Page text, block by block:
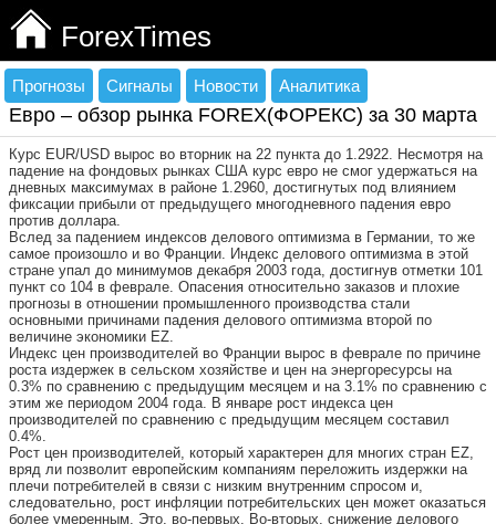
ForexTimes
Прогнозы Сигналы Новости Аналитика
Евро – обзор рынка FOREX(ФОРЕКС) за 30 марта
Курс EUR/USD вырос во вторник на 22 пункта до 1.2922. Несмотря на
падение на фондовых рынках США курс евро не смог удержаться на
дневных максимумах в районе 1.2960, достигнутых под влиянием
фиксации прибыли от предыдущего многодневного падения евро
против доллара.
Вслед за падением индексов делового оптимизма в Германии, то же
самое произошло и во Франции. Индекс делового оптимизма в этой
стране упал до минимумов декабря 2003 года, достигнув отметки 101
пункт со 104 в феврале. Опасения относительно заказов и плохие
прогнозы в отношении промышленного производства стали
основными причинами падения делового оптимизма второй по
величине экономики EZ.
Индекс цен производителей во Франции вырос в феврале по причине
роста издержек в сельском хозяйстве и цен на энергоресурсы на
0.3% по сравнению с предыдущим месяцем и на 3.1% по сравнению с
этим же периодом 2004 года. В январе рост индекса цен
производителей по сравнению с предыдущим месяцем составил
0.4%.
Рост цен производителей, который характерен для многих стран EZ,
вряд ли позволит европейским компаниям переложить издержки на
плечи потребителей в связи с низким внутренним спросом и,
следовательно, рост инфляции потребительских цен может оказаться
более умеренным. Это, во-первых. Во-вторых, снижение делового